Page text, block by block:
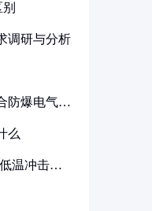
调研与分析
防爆电气设
么
温冲击要